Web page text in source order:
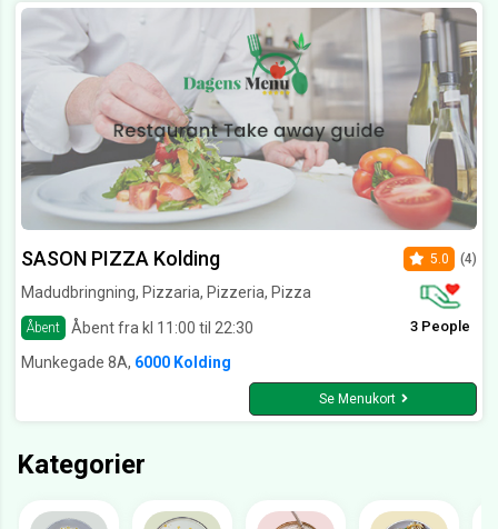
SASON PIZZA Kolding
Madudbringning, Pizzaria, Pizzeria, Pizza
Åbent Åbent fra kl 11:00 til 22:30
5.0 (4)
3 People
Munkegade 8A, 6000 Kolding
Se Menukort
Kategorier